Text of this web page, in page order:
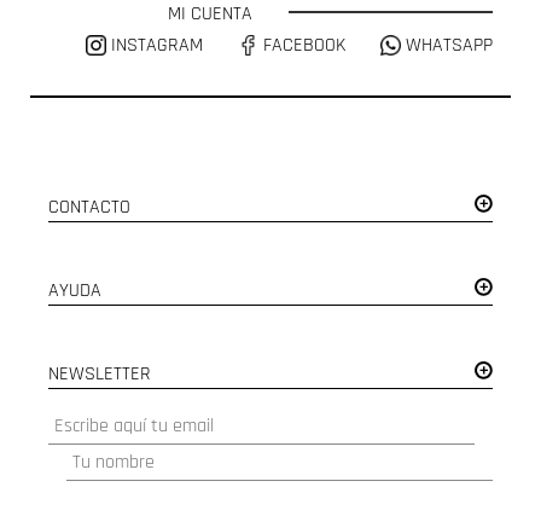
MI CUENTA
INSTAGRAM
FACEBOOK WHATSAPP
CONTACTO
AYUDA
NEWSLETTER